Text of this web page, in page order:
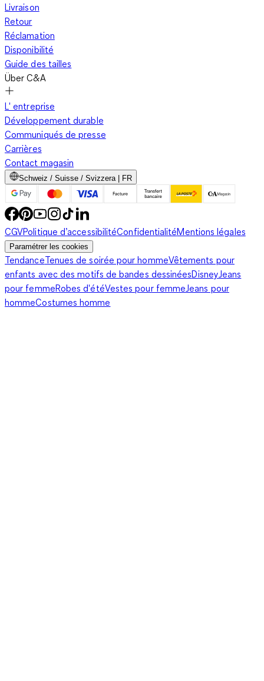
Livraison
Retour
Réclamation
Disponibilité
Guide des tailles
Über C&A
L' entreprise
Développement durable
Communiqués de presse
Carrières
Contact magasin
Schweiz / Suisse / Svizzera | FR
CGVPolitique d’accessibilitéConfidentialitéMentions légales
Paramétrer les cookies
TendanceTenues de soirée pour hommeVêtements pour
enfants avec des motifs de bandes dessinéesDisneyJeans
pour femmeRobes d'étéVestes pour femmeJeans pour
hommeCostumes homme